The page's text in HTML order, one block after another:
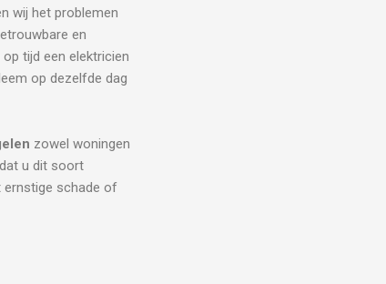
wij het problemen
en
tijd een elektricien
op dezelfde dag
zowel woningen
u dit soort
ernstige schade of